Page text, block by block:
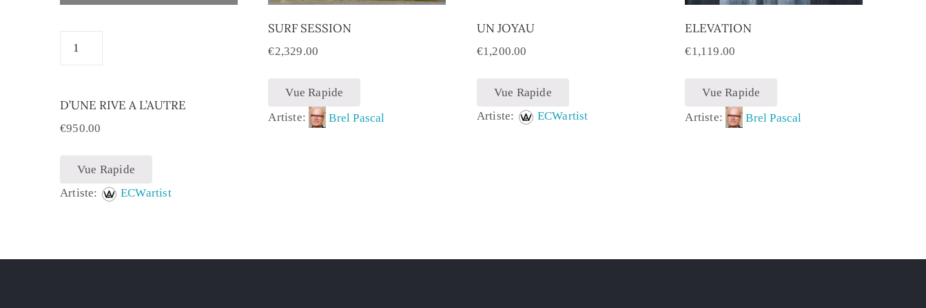
D’UNE RIVE A L’AUTRE
€950.00
Vue Rapide
Artiste:
ECWartist
SURF SESSION
€2,329.00
Vue Rapide
Artiste:
Brel Pascal
UN JOYAU
€1,200.00
Vue Rapide
Artiste:
ECWartist
ELEVATION
€1,119.00
Vue Rapide
Artiste:
Brel Pascal